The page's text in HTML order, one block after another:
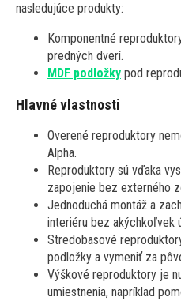
nasledujúce produkty:
Komponentné
predných dverí.
MDF podložky pod
Hlavné vlastnosti
Overené reproduktory
Alpha.
Reproduktory sú vďaka
zapojenie bez externého
Jednoduchá montáž a
interiéru bez akýchkoľvek
Stredobasové
podložky a vymeniť za
Výškové reproduktory je
umiestnenia, napríklad